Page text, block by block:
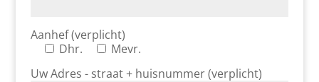
Aanhef (verplicht)
Dhr.
Mevr.
Uw Adres - straat + huisnummer (verplicht)